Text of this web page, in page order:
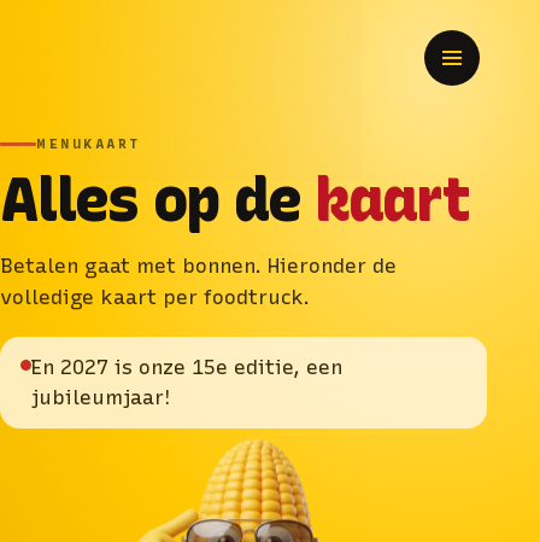
MENUKAART
Alles op de kaart
Betalen gaat met bonnen. Hieronder de
volledige kaart per foodtruck.
En 2027 is onze 15e editie, een
jubileumjaar!